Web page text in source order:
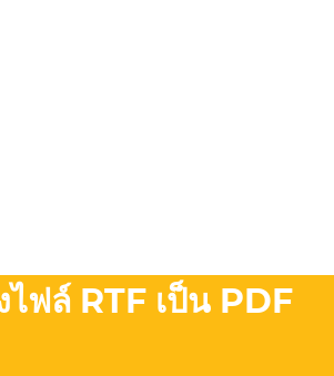
ฟล์ RTF เป็น PDF